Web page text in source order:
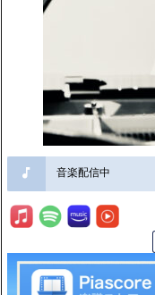
音楽配信中